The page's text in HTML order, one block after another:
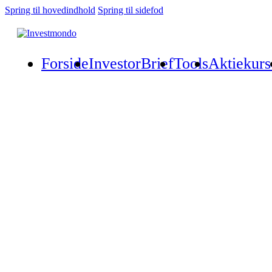
Spring til hovedindhold Spring til sidefod
ForsideInvestorBriefTools